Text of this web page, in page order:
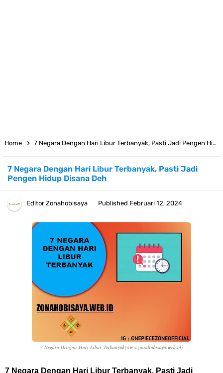
Profil Anwar Hafid, Politisi Yang Mernjadi Gubernur Provinsi Sulawesi
Tengah
Resep Pesmol Ikan Mas, Makanan Khas Sunda Dengan Rasa Yang
Enaknya Nagih
Arti Bendera Barbados, Negara Kepulauan Yang Terletak Di Kawasan
Cara Daftar Danamon Mobile Banking, Mudah Banget Dan Lengkap
Caranya Disini
7 Fakta Elbaph One Piece, Menjadi Tempat Yang Sangat Ingin
Home 7 Negara Dengan Hari Libur Terbanyak, Pasti Jadi Pengen Hidup Disana Deh
7 Negara Dengan Hari Libur Terbanyak, Pasti Jadi
Pengen Hidup Disana Deh
Editor Zonahobisaya Published Februari 12, 2024
7 Negara Dengan Hari Libur Terbanyak(www.zonahobisaya.web.id)
7 Negara Dengan Hari Libur Terbanyak, Pasti Jadi